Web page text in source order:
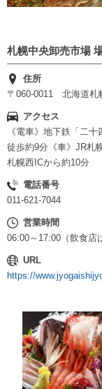
札幌中央卸売市場
住所
〒060-0011 北海道札
アクセス
《電車》地下鉄「二
徒歩約9分《車》JR札
札幌西ICから約10分
電話番号
011-621-7044
営業時間
06:00～17:00（飲食店
URL
https://